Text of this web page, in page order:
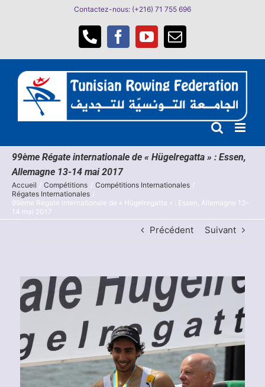
Contactez-nous: (+216) 71 755 696
Téléphone
Facebook
YouTube
Email
99ème Régate internationale de « Hügelregatta » : Essen,
Allemagne 13-14 mai 2017
Accueil Compétitions
Compétitions Internationales
Régates Internationales
99ème Régate internationale de « Hügelregatta » : Essen, Allemagne 13-
14 mai 2017
Précédent Suivant
Voir
l'image
agrandie